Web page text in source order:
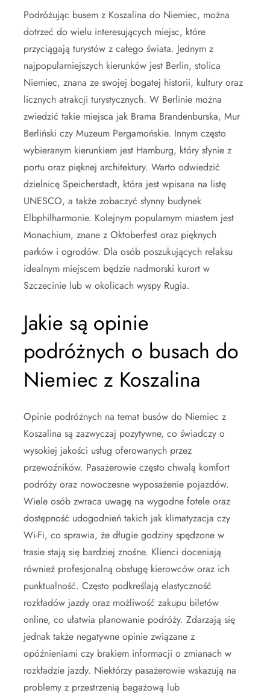
Podróżując busem z Koszalina do Niemiec, można
dotrzeć do wielu interesujących miejsc, które
przyciągają turystów z całego świata. Jednym z
najpopularniejszych kierunków jest Berlin, stolica
Niemiec, znana ze swojej bogatej historii, kultury oraz
licznych atrakcji turystycznych. W Berlinie można
zwiedzić takie miejsca jak Brama Brandenburska, Mur
Berliński czy Muzeum Pergamońskie. Innym często
wybieranym kierunkiem jest Hamburg, który słynie z
portu oraz pięknej architektury. Warto odwiedzić
dzielnicę Speicherstadt, która jest wpisana na listę
UNESCO, a także zobaczyć słynny budynek
Elbphilharmonie. Kolejnym popularnym miastem jest
Monachium, znane z Oktoberfest oraz pięknych
parków i ogrodów. Dla osób poszukujących relaksu
idealnym miejscem będzie nadmorski kurort w
Szczecinie lub w okolicach wyspy Rugia.
Jakie są opinie
podróżnych o busach do
Niemiec z Koszalina
Opinie podróżnych na temat busów do Niemiec z
Koszalina są zazwyczaj pozytywne, co świadczy o
wysokiej jakości usług oferowanych przez
przewoźników. Pasażerowie często chwalą komfort
podróży oraz nowoczesne wyposażenie pojazdów.
Wiele osób zwraca uwagę na wygodne fotele oraz
dostępność udogodnień takich jak klimatyzacja czy
Wi-Fi, co sprawia, że długie godziny spędzone w
trasie stają się bardziej znośne. Klienci doceniają
również profesjonalną obsługę kierowców oraz ich
punktualność. Często podkreślają elastyczność
rozkładów jazdy oraz możliwość zakupu biletów
online, co ułatwia planowanie podróży. Zdarzają się
jednak także negatywne opinie związane z
opóźnieniami czy brakiem informacji o zmianach w
rozkładzie jazdy. Niektórzy pasażerowie wskazują na
problemy z przestrzenią bagażową lub